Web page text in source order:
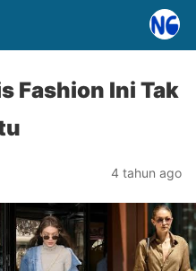
Fashion Ini Tak
4 tahun ago